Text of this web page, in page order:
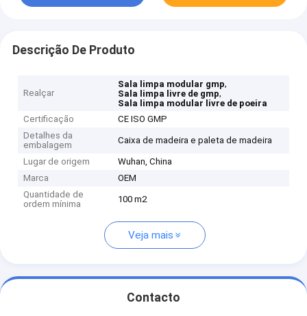
Descrição De Produto
Realçar
Sala limpa modular gmp,
Sala limpa livre de gmp,
Sala limpa modular livre de poeira
Certificação
CE ISO GMP
Detalhes da
embalagem
Caixa de madeira e paleta de madeira
Lugar de origem
Wuhan, China
Marca
OEM
Quantidade de
ordem mínima
100 m2
Veja mais
Contacto